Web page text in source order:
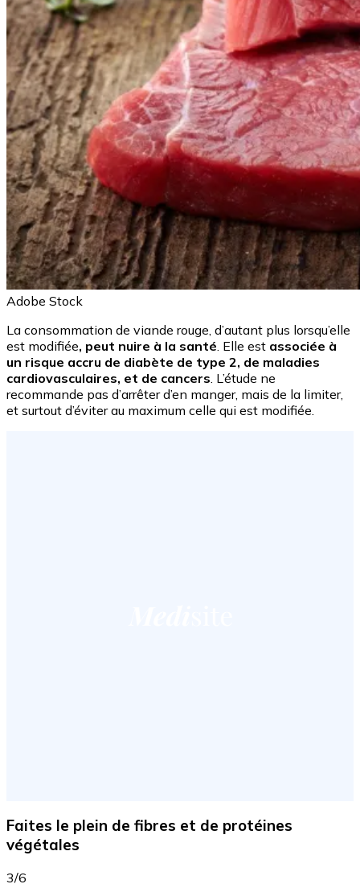
Adobe Stock
La consommation de viande rouge, d’autant plus lorsqu’elle
est modifiée, peut nuire à la santé . Elle est associée à
un risque accru de diabète de type 2, de maladies
cardiovasculaires, et de cancers . L’étude ne
recommande pas d’arrêter d’en manger, mais de la limiter,
et surtout d’éviter au maximum celle qui est modifiée.
Faites le plein de fibres et de protéines
végétales
3/6